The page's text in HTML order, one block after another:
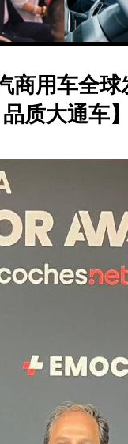
商用车全
品质大通车